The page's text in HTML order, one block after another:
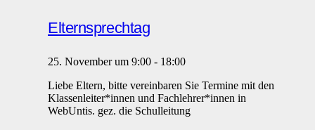
Elternsprechtag
25. November um 9:00 - 18:00
Liebe Eltern, bitte vereinbaren Sie Termine mit den
Klassenleiter*innen und Fachlehrer*innen in
WebUntis. gez. die Schulleitung